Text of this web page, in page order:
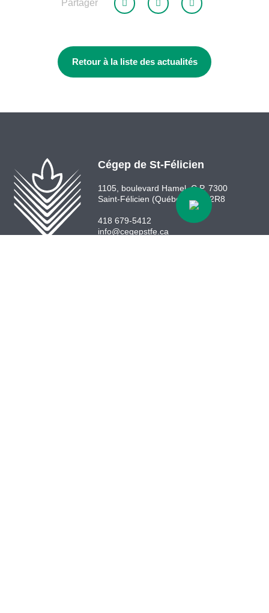
Partager
Retour à la liste des actualités
Cégep de St-Félicien
1105, boulevard Hamel, C.P. 7300
Saint-Félicien (Québec) G8K 2R8
418 679-5412
info@cegepstfe.ca